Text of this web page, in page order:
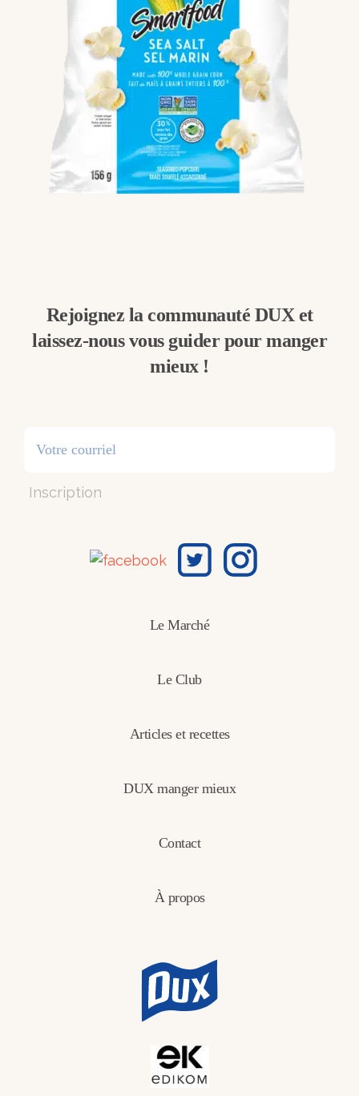
Rejoignez la communauté DUX et
laissez-nous vous guider pour manger
mieux !
Inscription
Le Marché
Le Club
Articles et recettes
DUX manger mieux
Contact
À propos